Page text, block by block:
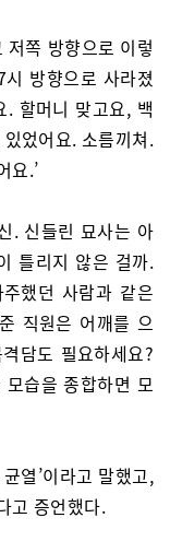
저쪽 방향으로 이렇
방향으로 사라졌
할머니 맞고요, 백
었어요. 소름끼쳐.
요.’
. 신들린 묘사는 아
틀리지 않은 걸까.
했던 사람과 같은
직원은 어깨를 으
담도 필요하세요?
습을 종합하면 모
열’이라고 말했고,
고 증언했다.